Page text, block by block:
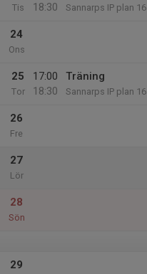
Tis
18:30
Sannarps IP plan 16
24
Ons
25
Tor
17:00
18:30
Träning
Sannarps IP plan 16
26
Fre
27
Lör
28
Sön
29